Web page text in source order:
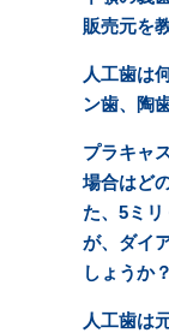
販売元を
人工歯は
ン歯、陶
プラキャ
場合はど
た、5ミ
が、ダイ
しょうか？
人工歯は